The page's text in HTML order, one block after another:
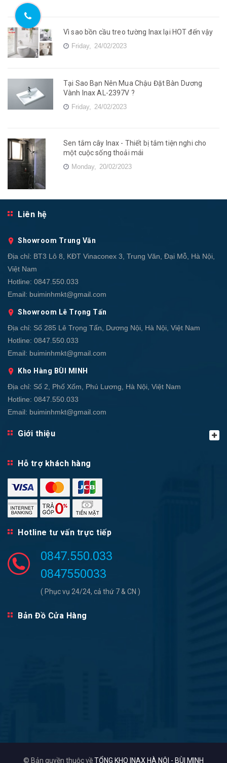
Vì sao bồn cầu treo tường Inax lại HOT đến vậy
Friday, 24/02/2023
Tại Sao Bạn Nên Mua Chậu Đặt Bàn Dương
Vành Inax AL-2397V ?
Friday, 24/02/2023
Sen tắm cây Inax - Thiết bị tắm tiện nghi cho
một cuộc sống thoải mái
Monday, 20/02/2023
Liên hệ
Showroom Trung Văn
Địa chỉ: BT3 Lô 8, KĐT Vinaconex 3, Trung Văn, Đại Mỗ, Hà Nội,
Việt Nam
Hotline: 0847.550.033
Email: buiminhmkt@gmail.com
Showroom Lê Trọng Tấn
Địa chỉ: Số 285 Lê Trọng Tấn, Dương Nội, Hà Nội, Việt Nam
Hotline: 0847.550.033
Email: buiminhmkt@gmail.com
Kho Hàng BÙI MINH
Địa chỉ: Số 2, Phố Xốm, Phú Lương, Hà Nội, Việt Nam
Hotline: 0847.550.033
Email: buiminhmkt@gmail.com
Giới thiệu
Hỗ trợ khách hàng
Hotline tư vấn trực tiếp
0847.550.033
0847550033
( Phục vụ 24/24, cả thứ 7 & CN )
Bản Đồ Cửa Hàng
© Bản quyền thuộc vềTỔNG KHO INAX HÀ NỘI - BÙI MINH